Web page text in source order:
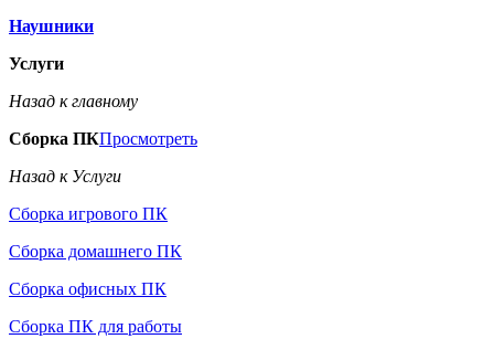
Наушники
Услуги
Назад к главному
Сборка ПКПросмотреть
Назад к Услуги
Сборка игрового ПК
Сборка домашнего ПК
Сборка офисных ПК
Сборка ПК для работы